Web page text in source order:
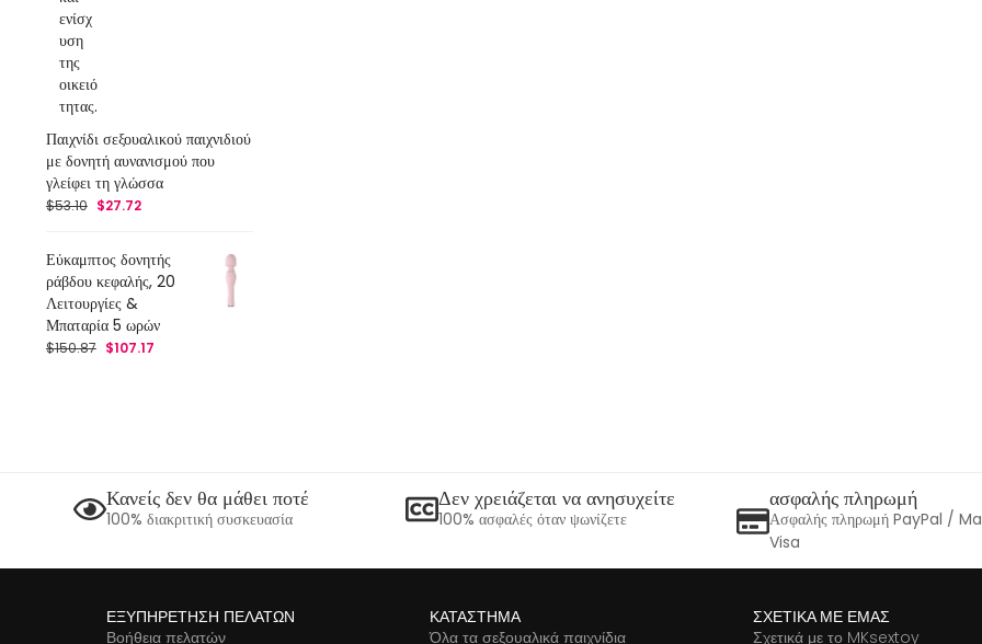
Παιχνίδι σεξουαλικού παιχνιδιού
με δονητή αυνανισμού που
γλείφει τη γλώσσα
$53.10 $27.72
Εύκαμπτος δονητής
ράβδου κεφαλής, 20
Λειτουργίες &
Μπαταρία 5 ωρών
$150.87 $107.17
Κανείς δεν θα μάθει ποτέ
100% διακριτική συσκευασία
Δεν χρειάζεται να ανησυχείτε
100% ασφαλές όταν ψωνίζετε
ασφαλής πληρωμή
Ασφαλής πληρωμή PayPal /
Visa
ΕΞΥΠΗΡΈΤΗΣΗ ΠΕΛΑΤΏΝ
Βοήθεια πελατών
ΚΑΤΆΣΤΗΜΑ
Όλα τα σεξουαλικά παιχνίδια
ΣΧΕΤΙΚΆ ΜΕ ΕΜΆΣ
Σχετικά με το MKsextoy